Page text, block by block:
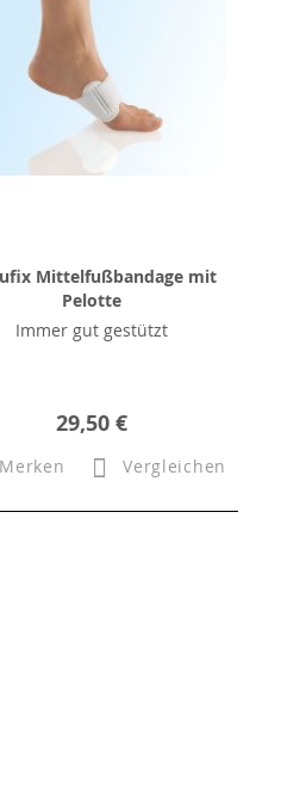
Mittelfußbandage mit
Pelotte
Immer gut gestützt
29,50 €
Merken Vergleichen